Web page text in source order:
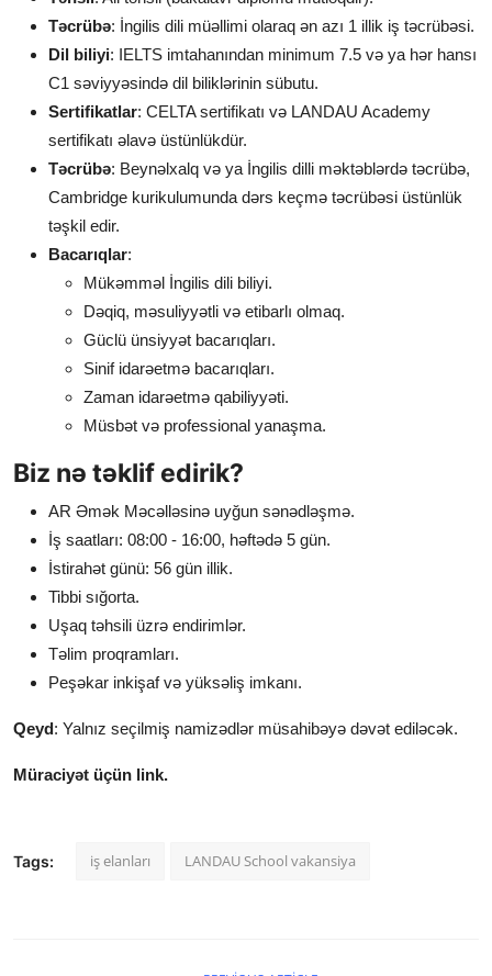
Təcrübə: İngilis dili müəllimi olaraq ən azı 1 illik iş təcrübəsi.
Dil biliyi: IELTS imtahanından minimum 7.5 və ya hər hansı
C1 səviyyəsində dil biliklərinin sübutu.
Sertifikatlar: CELTA sertifikatı və LANDAU Academy
sertifikatı əlavə üstünlükdür.
Təcrübə: Beynəlxalq və ya İngilis dilli məktəblərdə təcrübə,
Cambridge kurikulumunda dərs keçmə təcrübəsi üstünlük
təşkil edir.
Bacarıqlar:
Mükəmməl İngilis dili biliyi.
Dəqiq, məsuliyyətli və etibarlı olmaq.
Güclü ünsiyyət bacarıqları.
Sinif idarəetmə bacarıqları.
Zaman idarəetmə qabiliyyəti.
Müsbət və professional yanaşma.
Biz nə təklif edirik?
AR Əmək Məcəlləsinə uyğun sənədləşmə.
İş saatları: 08:00 - 16:00, həftədə 5 gün.
İstirahət günü: 56 gün illik.
Tibbi sığorta.
Uşaq təhsili üzrə endirimlər.
Təlim proqramları.
Peşəkar inkişaf və yüksəliş imkanı.
Qeyd: Yalnız seçilmiş namizədlər müsahibəyə dəvət ediləcək.
Müraciyət üçün link.
Tags: iş elanları LANDAU School vakansiya